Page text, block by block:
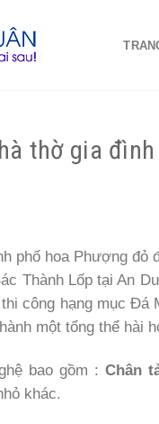
thờ gia
phố hoa Phượng đỏ
Thành Lốp tại An
công hạng mục Đá
một tổng thể hài
bao gồm :Chân
khác.